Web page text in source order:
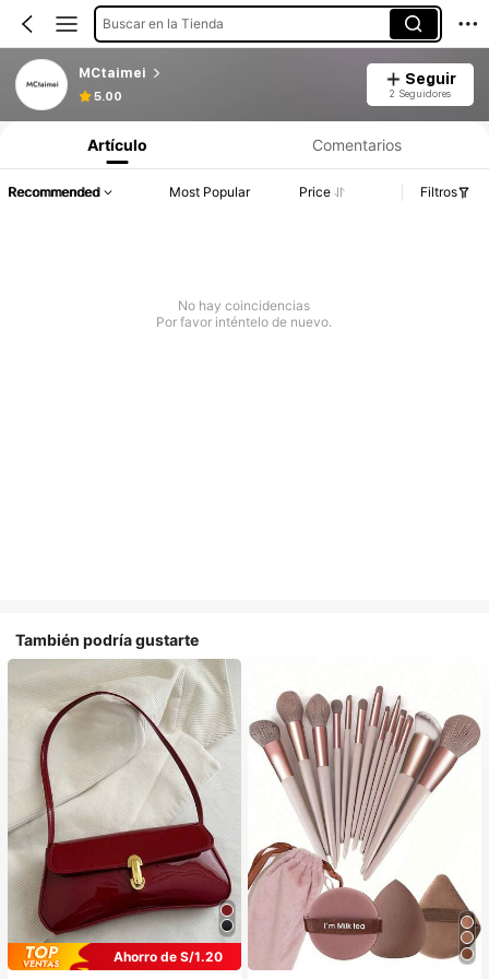
Buscar en la Tienda
MCtaimei
5.00
Seguir
2 Seguidores
Artículo Comentarios
Recommended Most Popular Price Filtros
No hay coincidencias
Por favor inténtelo de nuevo.
También podría gustarte
Ahorro de S/1.20